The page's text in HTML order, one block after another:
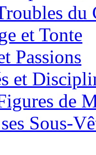
du
et Tonte
Passions
et
de
Sous-